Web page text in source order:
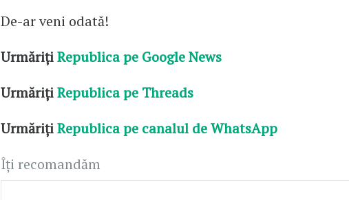
De-ar veni odată!
UrmărițiRepublica pe Google News
UrmărițiRepublica pe Threads
UrmărițiRepublica pe canalul de WhatsApp
Îți recomandăm